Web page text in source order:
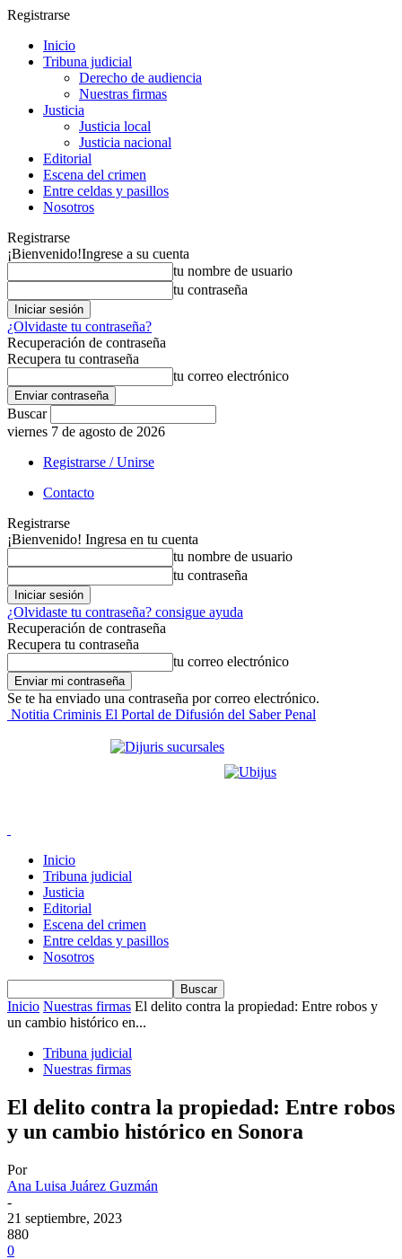
Registrarse
Inicio
Tribuna judicial
Derecho de audiencia
Nuestras firmas
Justicia
Justicia local
Justicia nacional
Editorial
Escena del crimen
Entre celdas y pasillos
Nosotros
Registrarse
¡Bienvenido!Ingrese a su cuenta
tu nombre de usuario
tu contraseña
¿Olvidaste tu contraseña?
Recuperación de contraseña
Recupera tu contraseña
tu correo electrónico
Buscar
viernes 7 de agosto de 2026
Registrarse / Unirse
Contacto
Registrarse
¡Bienvenido! Ingresa en tu cuenta
tu nombre de usuario
tu contraseña
¿Olvidaste tu contraseña? consigue ayuda
Recuperación de contraseña
Recupera tu contraseña
tu correo electrónico
Se te ha enviado una contraseña por correo electrónico.
Notitia Criminis El Portal de Difusión del Saber Penal
Inicio
Tribuna judicial
Justicia
Editorial
Escena del crimen
Entre celdas y pasillos
Nosotros
Inicio Nuestras firmas El delito contra la propiedad: Entre robos y
un cambio histórico en...
Tribuna judicial
Nuestras firmas
El delito contra la propiedad: Entre robos
y un cambio histórico en Sonora
Por
Ana Luisa Juárez Guzmán
-
21 septiembre, 2023
880
0